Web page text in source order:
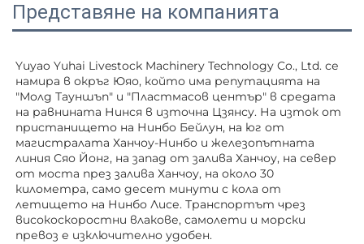
Представяне на компанията
Yuyao Yuhai Livestock Machinery Technology Co., Ltd. се
намира в окръг Юяо, който има репутацията на
"Молд Тауншъп" и "Пластмасов център" в средата
на равнината Нинся в източна Цзянсу. На изток от
пристанището на Нинбо Бейлун, на юг от
магистралата Ханчоу-Нинбо и железопътната
линия Сяо Йонг, на запад от залива Ханчоу, на север
от моста през залива Ханчоу, на около 30
километра, само десет минути с кола от
летището на Нинбо Лисе. Транспортът чрез
високоскоростни влакове, самолети и морски
превоз е изключително удобен.